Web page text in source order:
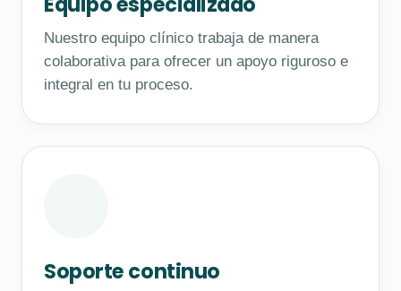
Nuestro equipo clínico trabaja de manera
colaborativa para ofrecer un apoyo riguroso e
integral en tu proceso.
Soporte continuo